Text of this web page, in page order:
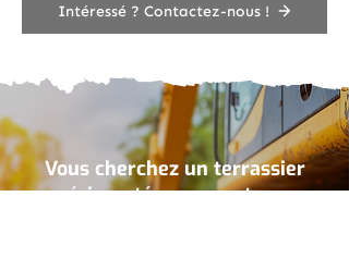
Intéressé ? Contactez-nous !
Vous cherchez un terrassier
expérimenté pour vos travaux